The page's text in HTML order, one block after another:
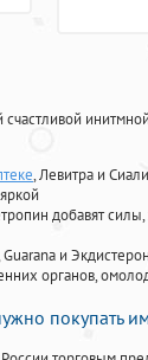
, Левитра и
добавят
и
органов,
покупать